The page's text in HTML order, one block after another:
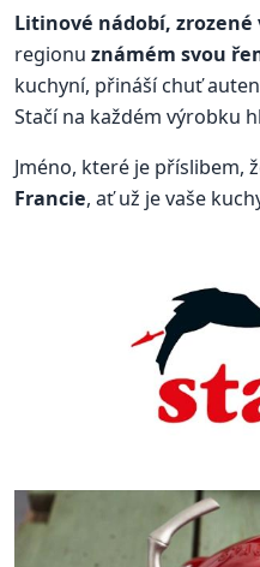
Litinové nádobí, zrozené
regionu známém svou
kuchyní, přináší chuť
Stačí na každém výrobku
Jméno, které je příslibem,
Francie, ať už je vaše